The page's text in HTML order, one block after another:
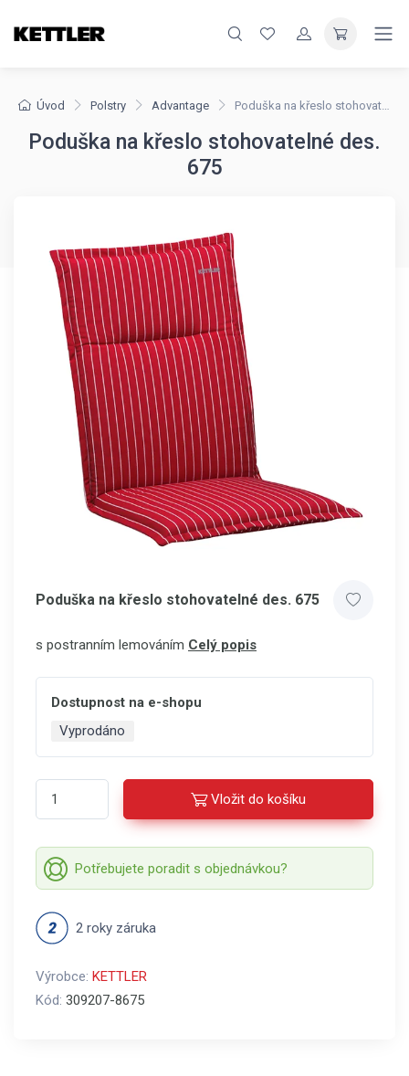
Úvod Polstry Advantage Poduška na křeslo stohovatelné des. 675
Poduška na křeslo stohovatelné des.
675
Poduška na křeslo stohovatelné des. 675
s postranním lemováním Celý popis
Dostupnost na e-shopu
Vyprodáno
Vložit do košíku
Potřebujete poradit s objednávkou?
2 roky záruka
Výrobce: KETTLER
Kód: 309207-8675